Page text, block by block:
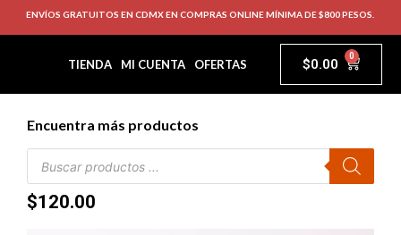
ENVÍOS GRATUITOS EN CDMX EN COMPRAS ONLINE MÍNIMA DE $800 PESOS.
TIENDA MI CUENTA OFERTAS $0.00 0
Encuentra más productos
$120.00